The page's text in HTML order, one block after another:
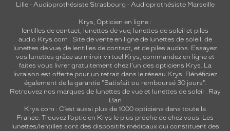
Lille- Audioprothésiste Strasbourg - Audioprothésiste Marseille
Krys, Opticien en ligne :
lentilles de contact lunettes de vue, lunettes de soleil et piles
audio Krys.com : Site de vente en ligne de lunettes de soleil, de
lunettes de vue, de lentilles de contact , et de piles audios. Essayez
vos lunettes grâce au miroir virtuel Krys, commandez en ligne et
faites vous livrer gratuitement chez l'un des opticiens Krys. La
livraison est offerte pour un retrait dans le réseau Krys. Bénéficiez
également de la garantie "Satisfait ou remboursé 30 jours".
Retrouvez nos marques de lunettes de vue et lunettes de soleil : Ray
Ban
Krys.com : C’est aussi plus de 1000 opticiens dans toute la
France. Trouvez l’opticien Krys le plus proche de chez vous . Les
lunettes/lentilles sont des dispositifs médicaux qui constituent des